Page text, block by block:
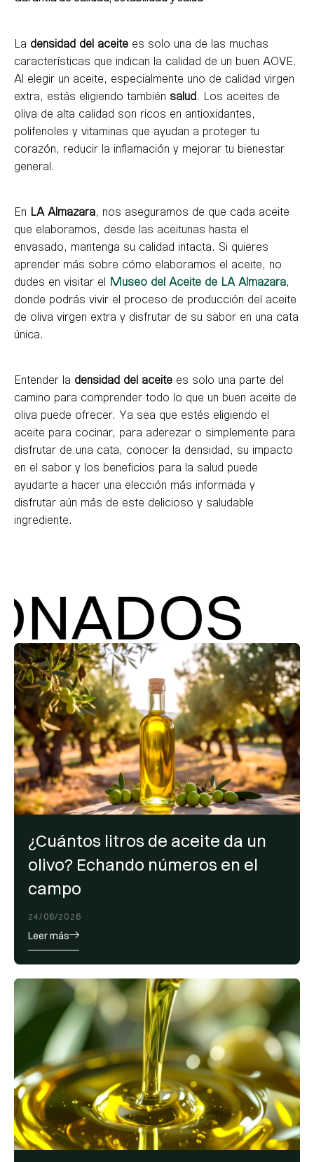
La densidad del aceite es solo una de las muchas
características que indican la calidad de un buen AOVE.
Al elegir un aceite, especialmente uno de calidad virgen
extra, estás eligiendo también salud. Los aceites de
oliva de alta calidad son ricos en antioxidantes,
polifenoles y vitaminas que ayudan a proteger tu
corazón, reducir la inflamación y mejorar tu bienestar
general.
En LA Almazara, nos aseguramos de que cada aceite
que elaboramos, desde las aceitunas hasta el
envasado, mantenga su calidad intacta. Si quieres
aprender más sobre cómo elaboramos el aceite, no
dudes en visitar el Museo del Aceite de LA Almazara,
donde podrás vivir el proceso de producción del aceite
de oliva virgen extra y disfrutar de su sabor en una cata
única.
Entender la densidad del aceite es solo una parte del
camino para comprender todo lo que un buen aceite de
oliva puede ofrecer. Ya sea que estés eligiendo el
aceite para cocinar, para aderezar o simplemente para
disfrutar de una cata, conocer la densidad, su impacto
en el sabor y los beneficios para la salud puede
ayudarte a hacer una elección más informada y
disfrutar aún más de este delicioso y saludable
ingrediente.
¿Cuántos litros de aceite da un
olivo? Echando números en el
campo
24/06/2026
Leer más